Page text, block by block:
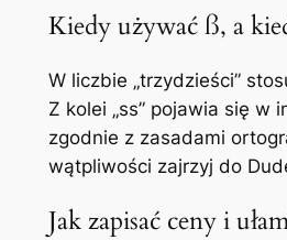
Kiedy używać ß, a
W liczbie „trzydzieści”
Z kolei „ss” pojawia się w
zgodnie z zasadami
wątpliwości zajrzyj do
Jak zapisać ceny i